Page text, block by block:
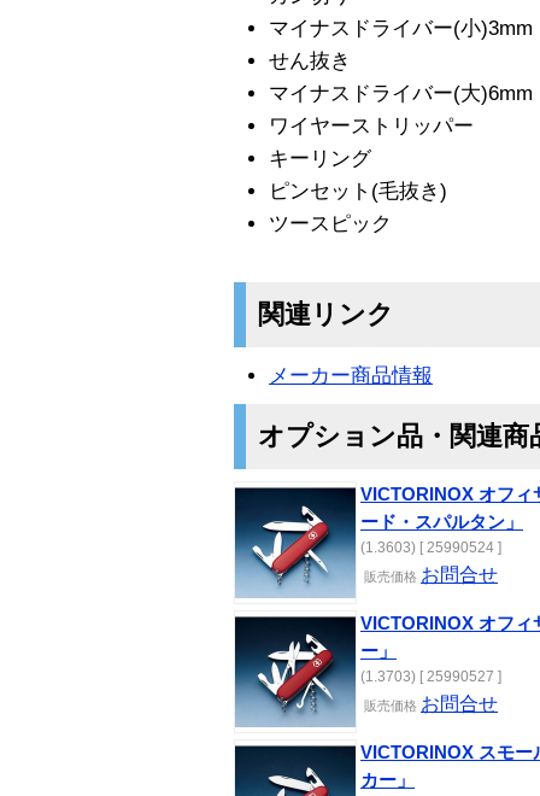
マイナスドライバー(小)3mm
せん抜き
マイナスドライバー(大)6mm
ワイヤーストリッパー
キーリング
ピンセット(毛抜き)
ツースピック
関連リンク
メーカー商品情報
オプション品・関連商
VICTORINOX オフィ
ード・スパルタン」
(1.3603) [ 25990524 ]
販売価格 お問合せ
VICTORINOX オフィ
ー」
(1.3703) [ 25990527 ]
販売価格 お問合せ
VICTORINOX スモー
カー」